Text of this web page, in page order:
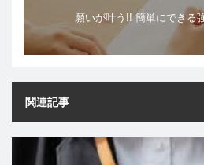
願いが叶う!! 簡単にできる
関連記事